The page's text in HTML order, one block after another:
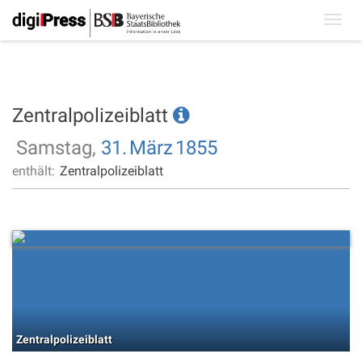
Zentralpolizeiblatt
Samstag, 31. März 1855
enthält: Zentralpolizeiblatt
Zentralpolizeiblatt